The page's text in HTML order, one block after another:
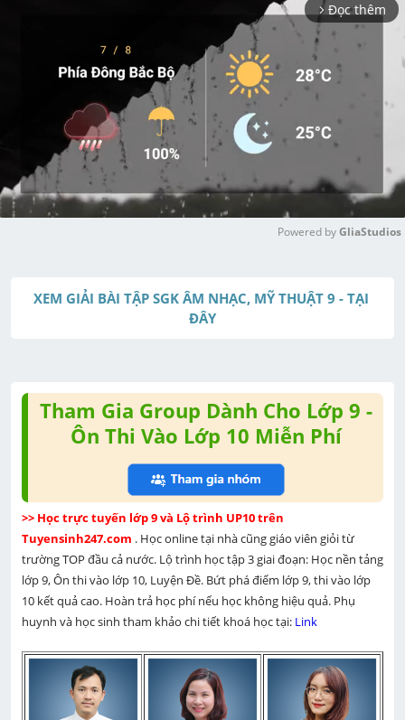
arrow_forward_ios Đọc thêm
t
Powered by GliaStudios
XEM GIẢI BÀI TẬP SGK ÂM NHẠC, MỸ THUẬT 9 - TẠI
ĐÂY
Tham Gia Group Dành Cho Lớp 9 -
Ôn Thi Vào Lớp 10 Miễn Phí
>> Học trực tuyến lớp 9 và Lộ trình UP10 trên
Tuyensinh247.com . Học online tại nhà cũng giáo viên giỏi từ
trường TOP đầu cả nước. Lộ trình học tập 3 giai đoạn: Học nền tảng
lớp 9, Ôn thi vào lớp 10, Luyện Đề. Bứt phá điểm lớp 9, thi vào lớp
10 kết quả cao. Hoàn trả học phí nếu học không hiệu quả. Phụ
huynh và học sinh tham khảo chi tiết khoá học tại: Link